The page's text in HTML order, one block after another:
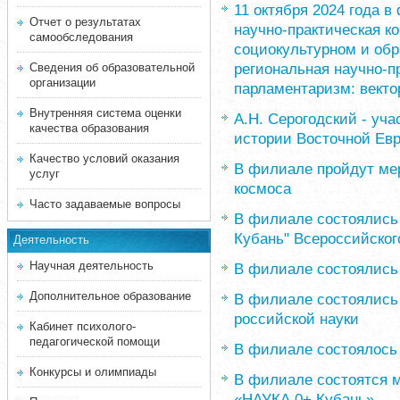
Отчет о результатах
самообследования
Сведения об образовательной
организации
Внутренняя система оценки
качества образования
Качество условий оказания
услуг
Часто задаваемые вопросы
Деятельность
Научная деятельность
Дополнительное образование
Кабинет психолого-
педагогической помощи
Конкурсы и олимпиады
11 октября 2024 года
научно-практическая
социокультурном и
региональная научно-
парламентаризм:
А.Н. Серогодский -
истории Восточной
В филиале пройдут
космоса
В филиале
Кубань"
В филиале
В филиале
российской науки
В филиале
В филиале состоятся